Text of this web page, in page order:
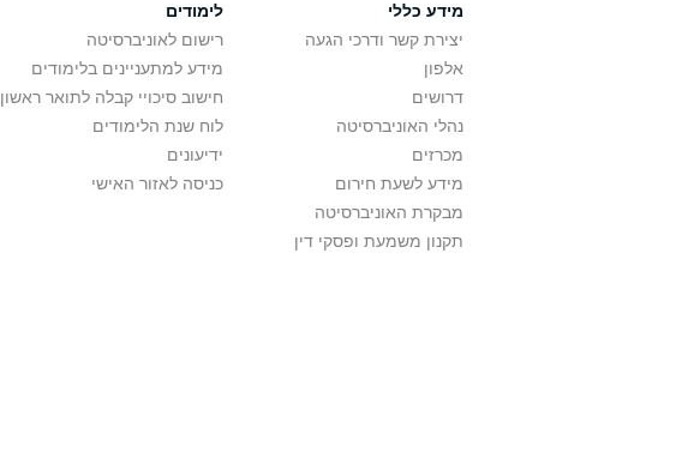
מידע כללי
יצירת קשר ודרכי הגעה
אלפון
דרושים
נהלי האוניברסיטה
מכרזים
מידע לשעת חירום
מבקרת האוניברסיטה
תקנון משמעת ופסקי דין
לימודים
רישום לאוניברסיטה
מידע למתעניינים בלימודים
חישוב סיכויי קבלה לתואר ראשון
לוח שנת הלימודים
ידיעונים
כניסה לאזור האישי